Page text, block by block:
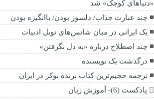
«دنیاهای کوچک» شد
چند عبارت جذاب/ دلسوز بودن/ باانگیزه بودن
یک ایرانی در میان شانس‌های نوبل ادبیات
چند اصطلاح درباره «به دل نگرفتن»
درگذشت یک نویسنده
ترجمه حجیم‌ترین کتاب برنده بوکر در ایران
پادکست (6)- آموزش زبان